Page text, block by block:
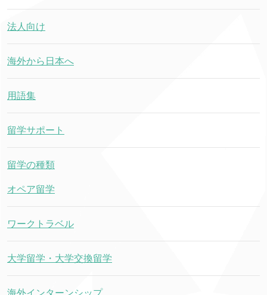
法人向け
海外から日本へ
用語集
留学サポート
留学の種類
オペア留学
ワークトラベル
大学留学・大学交換留学
海外インターンシップ